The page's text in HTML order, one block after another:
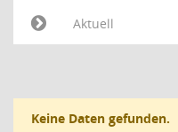
Aktuell
Keine Daten gefunden.